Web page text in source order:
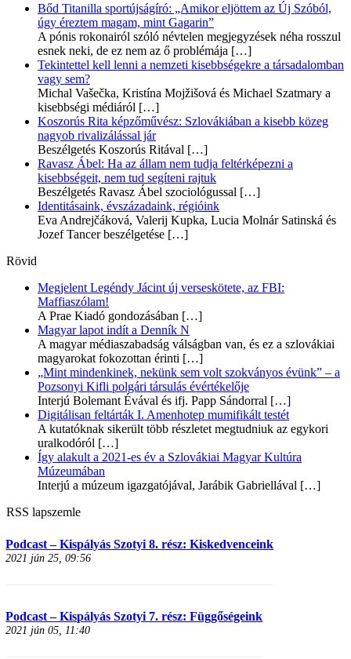
Bőd Titanilla sportújságíró: „Amikor eljöttem az Új Szóból,
úgy éreztem magam, mint Gagarin”
A pónis rokonairól szóló névtelen megjegyzések néha rosszul
esnek neki, de ez nem az ő problémája […]
Tekintettel kell lenni a nemzeti kisebbségekre a társadalomban
vagy sem?
Michal Vašečka, Kristína Mojžišová és Michael Szatmary a
kisebbségi médiáról […]
Koszorús Rita képzőművész: Szlovákiában a kisebb közeg
nagyob rivalizálással jár
Beszélgetés Koszorús Ritával […]
Ravasz Ábel: Ha az állam nem tudja feltérképezni a
kisebbségeit, nem tud segíteni rajtuk
Beszélgetés Ravasz Ábel szociológussal […]
Identitásaink, évszázadaink, régióink
Eva Andrejčáková, Valerij Kupka, Lucia Molnár Satinská és
Jozef Tancer beszélgetése […]
Rövid
Megjelent Legéndy Jácint új verseskötete, az FBI:
Maffiaszólam!
A Prae Kiadó gondozásában […]
Magyar lapot indít a Denník N
A magyar médiaszabadság válságban van, és ez a szlovákiai
magyarokat fokozottan érinti […]
„Mint mindenkinek, nekünk sem volt szokványos évünk” – a
Pozsonyi Kifli polgári társulás évértékelője
Interjú Bolemant Évával és ifj. Papp Sándorral […]
Digitálisan feltárták I. Amenhotep mumifikált testét
A kutatóknak sikerült több részletet megtudniuk az egykori
uralkodóról […]
Így alakult a 2021-es év a Szlovákiai Magyar Kultúra
Múzeumában
Interjú a múzeum igazgatójával, Jarábik Gabriellával […]
RSS lapszemle
Podcast – Kispályás Szotyi 8. rész: Kiskedvenceink
2021 jún 25, 09:56
Podcast – Kispályás Szotyi 7. rész: Függőségeink
2021 jún 05, 11:40